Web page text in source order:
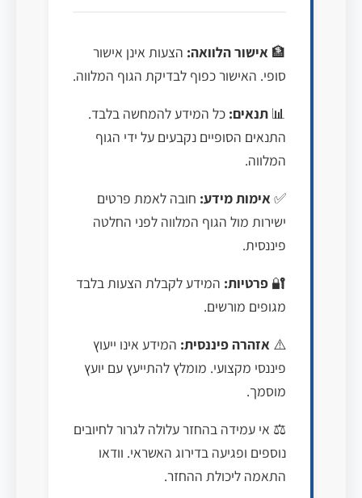
🏦 אישור הלוואה: הצעות אינן אישור
סופי. האישור כפוף לבדיקת הגוף המלווה.
📊 תנאים: כל המידע להמחשה בלבד.
התנאים הסופיים נקבעים על ידי הגוף
המלווה.
✅ אימות מידע: חובה לאמת פרטים
ישירות מול הגוף המלווה לפני החלטה
פיננסית.
🔐 פרטיות: המידע לקבלת הצעות בלבד
מגופים מורשים.
⚠️ אזהרה פיננסית: המידע אינו ייעוץ
פיננסי מקצועי. מומלץ להתייעץ עם יועץ
מוסמך.
⚖️ אי עמידה בהחזר עלולה לגרור לחיובים
נוספים ופגיעה בדירוג האשראי. וודאו
התאמה ליכולת ההחזר.